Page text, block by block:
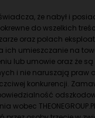
że nabył i
do wszelkich
oraz polach
ich umieszczanie na
lub umowie oraz że
i nie naruszają praw
konkurencji.
wobec